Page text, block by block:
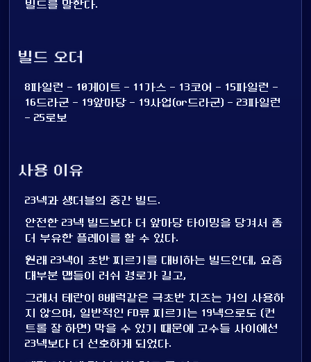
빌드를 말한다.
빌드 오더
8파일런 - 10게이트 - 11가스 - 13코어 - 15파일런 -
16드라군 - 19앞마당 - 19사업(or드라군) - 23파일런
- 25로보
사용 이유
23넥과 생더블의 중간 빌드.
안전한 23넥 빌드보다 더 앞마당 타이밍을 당겨서 좀
더 부유한 플레이를 할 수 있다.
원래 23넥이 초반 찌르기를 대비하는 빌드인데, 요즘
대부분 맵들이 러쉬 경로가 길고,
그래서 테란이 8배럭같은 극초반 치즈는 거의 사용하
지 않으며, 일반적인 FD류 찌르기는 19넥으로도 (컨
트롤 잘 하면) 막을 수 있기 때문에 고수들 사이에선
23넥보다 더 선호하게 되었다.